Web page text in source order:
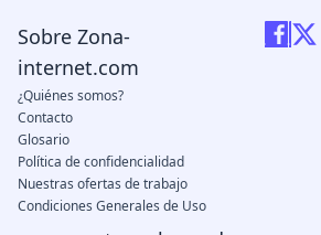
Sobre Zona-
internet.com
¿Quiénes somos?
Contacto
Glosario
Política de confidencialidad
Nuestras ofertas de trabajo
Condiciones Generales de Uso